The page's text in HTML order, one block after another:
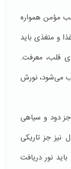
مؤمن همواره
و متغذی باید
قلب، معرفت.
می‌شود، نورش
دود و سیاهی
نیز جز تاریکی
نور دریافت